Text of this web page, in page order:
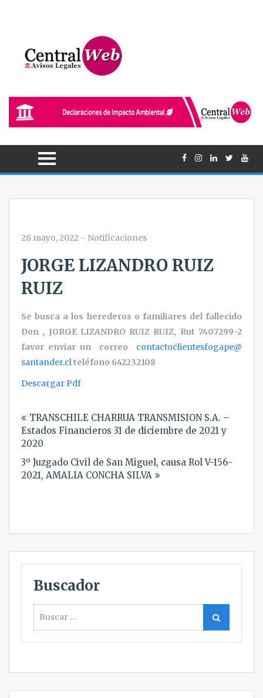
28 mayo, 2022 - Notificaciones
JORGE LIZANDRO RUIZ
RUIZ
Se busca a los herederos o familiares del fallecido
Don , JORGE LIZANDRO RUIZ RUIZ, Rut 7407299-2
favor enviar un correo contactoclientesfogape@
santander.clteléfono 642232108
Descargar Pdf
de
entradas
TRANSCHILE CHARRUA TRANSMISION S.A. –
Estados Financieros 31 de diciembre de 2021 y
2020
3º Juzgado Civil de San Miguel, causa Rol V-156-
2021, AMALIA CONCHA SILVA
Buscador
Buscar